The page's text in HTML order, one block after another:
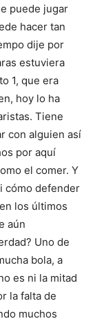
puede jugar
hacer tan
dije por
estuviera
1, que era
hoy lo ha
Tiene
con alguien así
por aquí
el comer. Y
cómo defender
los últimos
aún
Uno de
bola, a
es ni la mitad
la falta de
muchos